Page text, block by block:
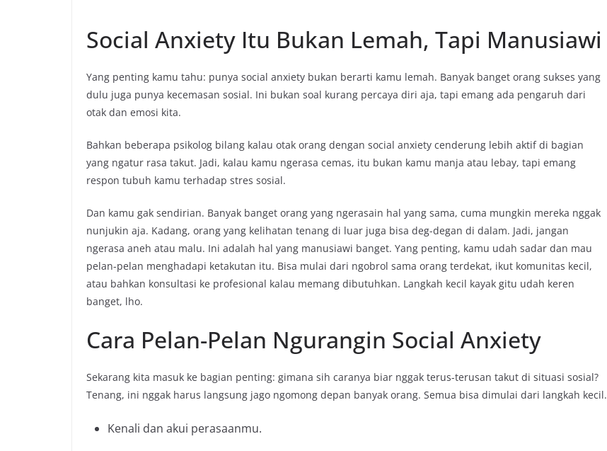
Social Anxiety Itu Bukan Lemah, Tapi Manusiawi
Yang penting kamu tahu: punya social anxiety bukan berarti kamu lemah. Banyak banget orang sukses yang
dulu juga punya kecemasan sosial. Ini bukan soal kurang percaya diri aja, tapi emang ada pengaruh dari
otak dan emosi kita.
Bahkan beberapa psikolog bilang kalau otak orang dengan social anxiety cenderung lebih aktif di bagian
yang ngatur rasa takut. Jadi, kalau kamu ngerasa cemas, itu bukan kamu manja atau lebay, tapi emang
respon tubuh kamu terhadap stres sosial.
Dan kamu gak sendirian. Banyak banget orang yang ngerasain hal yang sama, cuma mungkin mereka nggak
nunjukin aja. Kadang, orang yang kelihatan tenang di luar juga bisa deg-degan di dalam. Jadi, jangan
ngerasa aneh atau malu. Ini adalah hal yang manusiawi banget. Yang penting, kamu udah sadar dan mau
pelan-pelan menghadapi ketakutan itu. Bisa mulai dari ngobrol sama orang terdekat, ikut komunitas kecil,
atau bahkan konsultasi ke profesional kalau memang dibutuhkan. Langkah kecil kayak gitu udah keren
banget, lho.
Cara Pelan-Pelan Ngurangin Social Anxiety
Sekarang kita masuk ke bagian penting: gimana sih caranya biar nggak terus-terusan takut di situasi sosial?
Tenang, ini nggak harus langsung jago ngomong depan banyak orang. Semua bisa dimulai dari langkah kecil.
Kenali dan akui perasaanmu.